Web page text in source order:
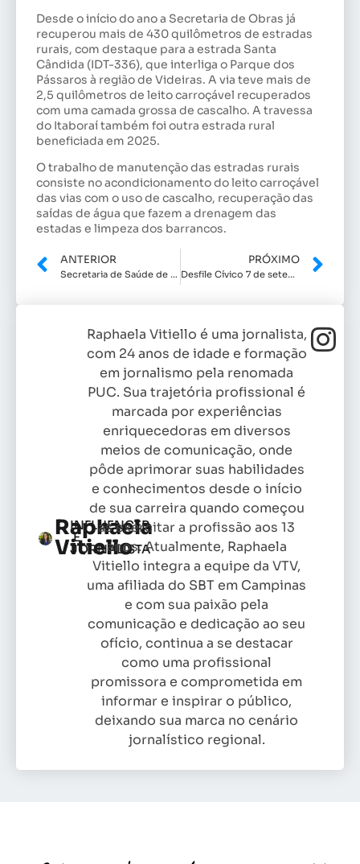
Desde o início do ano a Secretaria de Obras já
recuperou mais de 430 quilômetros de estradas
rurais, com destaque para a estrada Santa
Cândida (IDT-336), que interliga o Parque dos
Pássaros à região de Videiras. A via teve mais de
2,5 quilômetros de leito carroçável recuperados
com uma camada grossa de cascalho. A travessa
do Itaboraí também foi outra estrada rural
beneficiada em 2025.
O trabalho de manutenção das estradas rurais
consiste no acondicionamento do leito carroçável
das vias com o uso de cascalho, recuperação das
saídas de água que fazem a drenagem das
estadas e limpeza dos barrancos.
ANTERIOR
Secretaria de Saúde de Indaiatuba divulga palestras do Projeto 100% Saúde para setembro
PRÓXIMO
Desfile Cívico 7 de setembro irá celebrar o Dia da Independência com quase quatro mil pessoas
Raphaela
Vitiello
INFLUENCER
E
JORNALISTA
Raphaela Vitiello é uma jornalista,
com 24 anos de idade e formação
em jornalismo pela renomada
PUC. Sua trajetória profissional é
marcada por experiências
enriquecedoras em diversos
meios de comunicação, onde
pôde aprimorar suas habilidades
e conhecimentos desde o início
de sua carreira quando começou
as exercitar a profissão aos 13
anos. Atualmente, Raphaela
Vitiello integra a equipe da VTV,
uma afiliada do SBT em Campinas
e com sua paixão pela
comunicação e dedicação ao seu
ofício, continua a se destacar
como uma profissional
promissora e comprometida em
informar e inspirar o público,
deixando sua marca no cenário
jornalístico regional.